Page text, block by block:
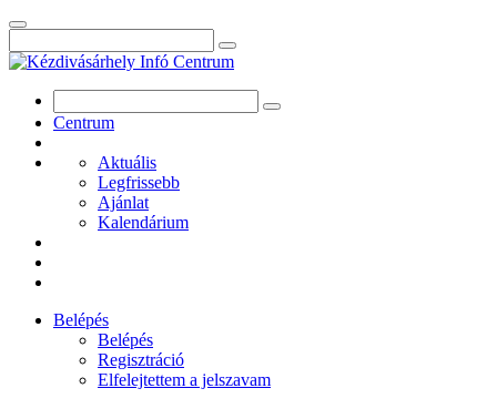
Centrum
Aktuális
Legfrissebb
Ajánlat
Kalendárium
Belépés
Belépés
Regisztráció
Elfelejtettem a jelszavam